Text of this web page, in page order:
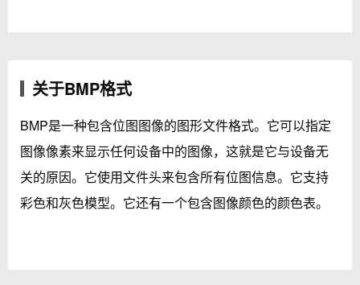
关于BMP格式
BMP是一种包含位图图像的图形文件格式。它可以指定
图像像素来显示任何设备中的图像，这就是它与设备无
关的原因。它使用文件头来包含所有位图信息。它支持
彩色和灰色模型。它还有一个包含图像颜色的颜色表。